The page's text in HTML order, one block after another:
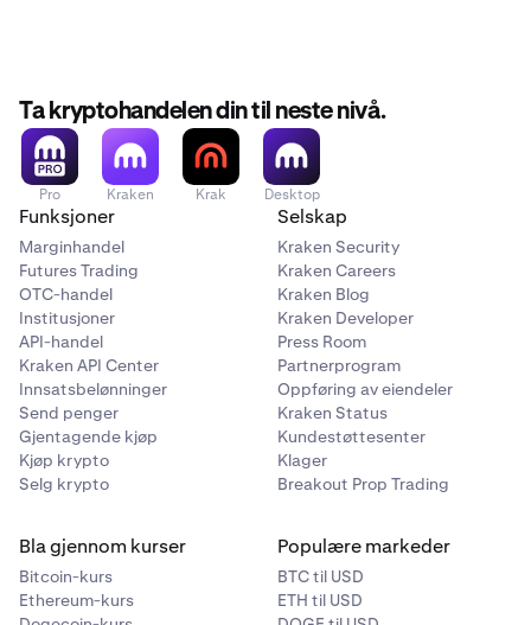
Brukt for å diskutere kontoen din med 3. parter
(inkludert Kraken Support)
Bruktbare for innlogging
Kan ikke endres
Kan ikke endres
Ta kryptohandelen din til neste nivå.
Pro Kraken Krak Desktop
Funksjoner
Marginhandel
Futures Trading
OTC-handel
Institusjoner
API-handel
Kraken API Center
Innsatsbelønninger
Send penger
Gjentagende kjøp
Kjøp krypto
Selg krypto
Selskap
Kraken Security
Kraken Careers
Kraken Blog
Kraken Developer
Press Room
Partnerprogram
Oppføring av eiendeler
Kraken Status
Kundestøttesenter
Klager
Breakout Prop Trading
Bla gjennom kurser
Bitcoin-kurs
Ethereum-kurs
Populære markeder
BTC til USD
ETH til USD